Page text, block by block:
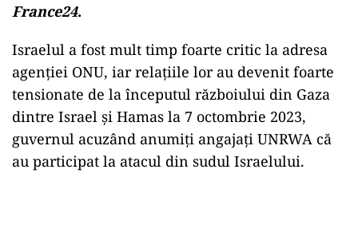
France24.
Israelul a fost mult timp foarte critic la adresa
agenției ONU, iar relațiile lor au devenit foarte
tensionate de la începutul războiului din Gaza
dintre Israel și Hamas la 7 octombrie 2023,
guvernul acuzând anumiți angajați UNRWA că
au participat la atacul din sudul Israelului.